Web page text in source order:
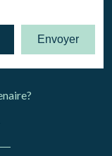
Envoyer